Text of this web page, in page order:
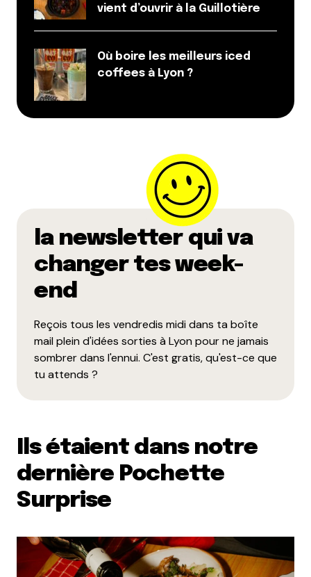
vient d’ouvrir à la Guillotière
Où boire les meilleurs iced
coffees à Lyon ?
la newsletter qui va
changer tes week-
end
Reçois tous les vendredis midi dans ta boîte
mail plein d'idées sorties à Lyon pour ne jamais
sombrer dans l'ennui. C'est gratis, qu'est-ce que
tu attends ?
Ils étaient dans notre
dernière Pochette
Surprise